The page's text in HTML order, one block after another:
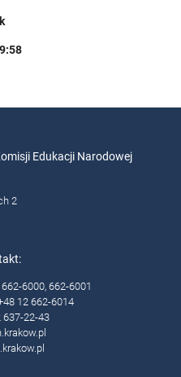
Edukacji Narodowej
2
6000, 662-6001
12 662-6014
637-22-43